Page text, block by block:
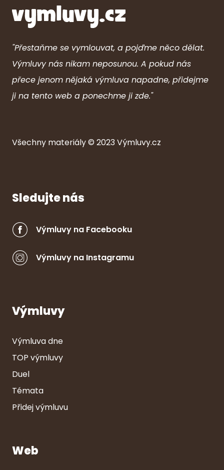
"Přestaňme se vymlouvat, a pojďme něco dělat.
Výmluvy nás nikam neposunou. A pokud nás
přece jenom nějaká výmluva napadne, přidejme
ji na tento web a ponechme ji zde."
Všechny materiály © 2023Výmluvy.cz
Sledujte nás
Výmluvy na Facebooku
Výmluvy na Instagramu
Výmluvy
Výmluva dne
TOP výmluvy
Duel
Témata
Přidej výmluvu
Web